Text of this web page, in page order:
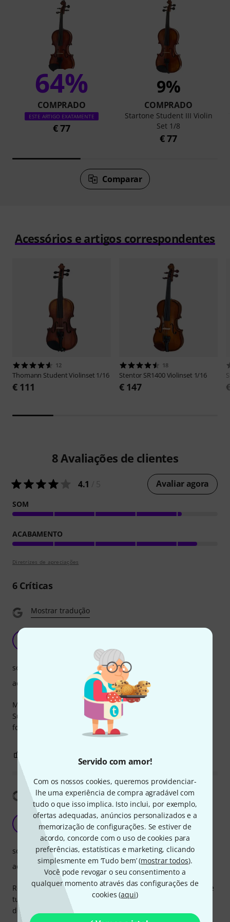
Servido com amor!
Com os nossos cookies, queremos providenciar-
lhe uma experiência de compra agradável com
tudo o que isso implica. Isto inclui, por exemplo,
ofertas adequadas, anúncios personalizados e a
memorização de configurações. Se estiver de
acordo, concorde com o uso de cookies para
preferências, estatísticas e marketing, clicando
simplesmente em ‘Tudo bem’ (mostrar todos).
Você pode revogar o seu consentimento a
qualquer momento através das configurações de
cookies (aqui)
64%
COMPRADO
ESTE ARTIGO EXATAMENTE
€ 77
9%
COMPRADO
Startone Student III Violin
Set 1/8
€ 77
Comparar
Acessórios e artigos correspondentes
12
Thomann Student Violinset 1/16
€ 111
18
Stentor SR1400 Violinset 1/16
€ 147
8Avaliações de clientes
4.1 Avaliar agora
SOM
ACABAMENTO
Diretrizes de apreciações
6Críticas
Mostrar tradução
My 4-year-old daughter's been using the violin for 1 year.
Surprised by the quality and suitability of the instrument
for beginners also very suitable bow, and suitcase !
som
acabamento
Mostrar tradução
A real instrument? YES!
UnclePhill 03.02.2025
Real violine in a small package. It has everything - even fine
tuners! And the sound is a good one for the price. Well
done! A lot of fun for the kids (and me)!
som
acabamento